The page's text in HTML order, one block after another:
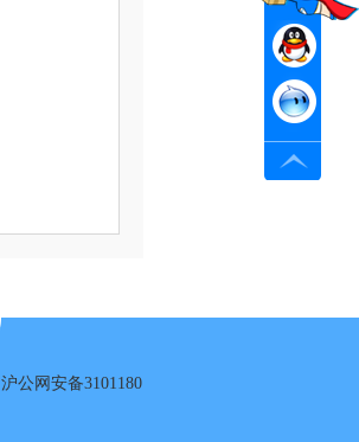
沪公网安备3101180